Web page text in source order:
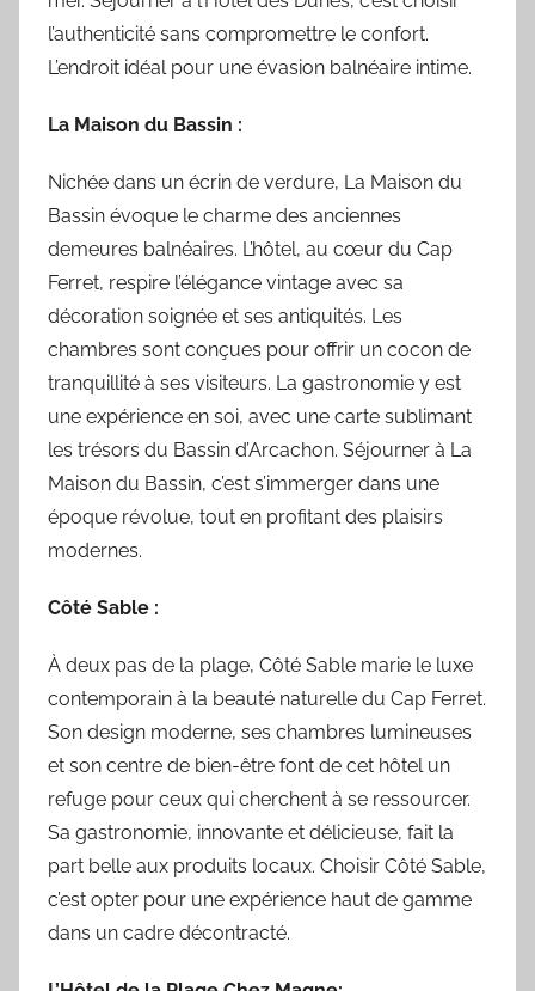
l’authenticité sans compromettre le confort.
L’endroit idéal pour une évasion balnéaire intime.
La Maison du Bassin :
Nichée dans un écrin de verdure, La Maison du
Bassin évoque le charme des anciennes
demeures balnéaires. L’hôtel, au cœur du Cap
Ferret, respire l’élégance vintage avec sa
décoration soignée et ses antiquités. Les
chambres sont conçues pour offrir un cocon de
tranquillité à ses visiteurs. La gastronomie y est
une expérience en soi, avec une carte sublimant
les trésors du Bassin d’Arcachon. Séjourner à La
Maison du Bassin, c’est s’immerger dans une
époque révolue, tout en profitant des plaisirs
modernes.
Côté Sable :
À deux pas de la plage, Côté Sable marie le luxe
contemporain à la beauté naturelle du Cap Ferret.
Son design moderne, ses chambres lumineuses
et son centre de bien-être font de cet hôtel un
refuge pour ceux qui cherchent à se ressourcer.
Sa gastronomie, innovante et délicieuse, fait la
part belle aux produits locaux. Choisir Côté Sable,
c’est opter pour une expérience haut de gamme
dans un cadre décontracté.